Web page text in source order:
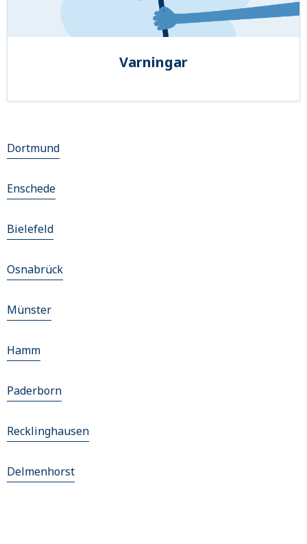
Varningar
Dortmund
Enschede
Bielefeld
Osnabrück
Münster
Hamm
Paderborn
Recklinghausen
Delmenhorst